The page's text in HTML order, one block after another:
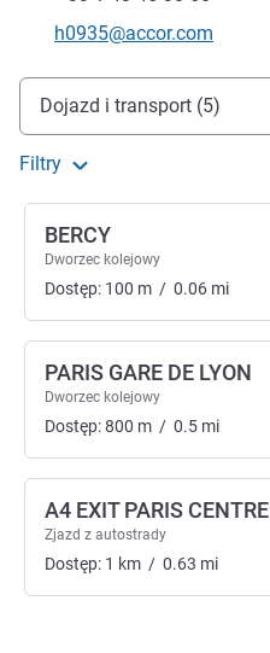
Kontaktowy adres e-mail
h0935@accor.com
Dojazd i transport
Dojazd i transport (5)
Filtry
BERCY
Dworzec kolejowy
Dostęp: 100 m / 0.06 mi
PARIS GARE DE LYON
Dworzec kolejowy
Dostęp:800 m / 0.5 mi
A4 EXIT PARIS CENTRE
Zjazd z autostrady
Dostęp: 1 km / 0.63 mi